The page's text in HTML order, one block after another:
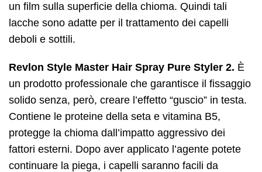
un film sulla superficie della chioma. Quindi tali
lacche sono adatte per il trattamento dei capelli
deboli e sottili.
Revlon Style Master Hair Spray Pure Styler 2. È
un prodotto professionale che garantisce il fissaggio
solido senza, però, creare l’effetto “guscio” in testa.
Contiene le proteine della seta e vitamina B5,
protegge la chioma dall’impatto aggressivo dei
fattori esterni. Dopo aver applicato l’agente potete
continuare la piega, i capelli saranno facili da